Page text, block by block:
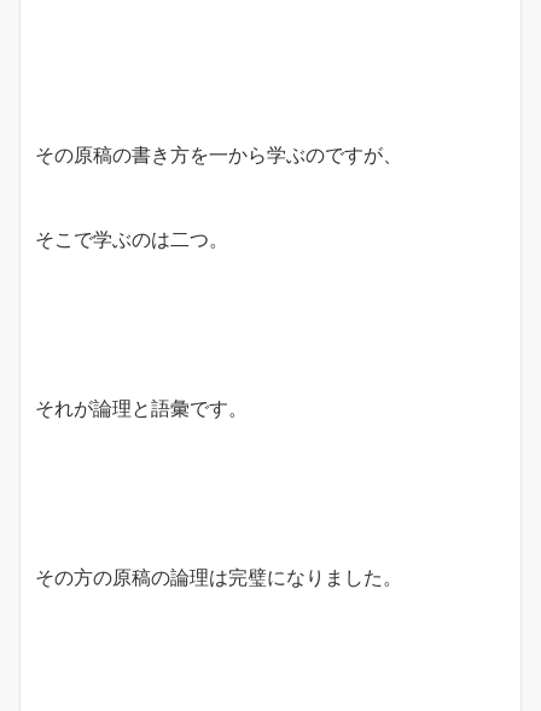
その原稿の書き方を一から学ぶのですが、
そこで学ぶのは二つ。
それが論理と語彙です。
その方の原稿の論理は完璧になりました。